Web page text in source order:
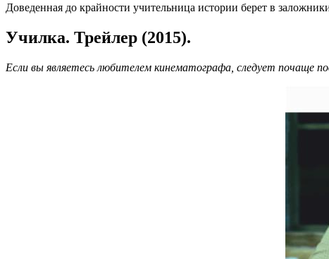
Доведенная до крайности учительница истории берет в
Училка. Трейлер (2015).
Если вы являетесь любителем кинематографа, следует почаще